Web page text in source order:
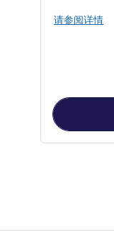
请参阅详情